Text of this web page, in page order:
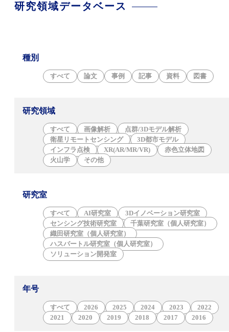
研究領域データベース
種別
すべて 論文 事例 記事 資料 図書
研究領域
すべて 画像解析
点群/3Dモデル解析
衛星リモートセンシング
3D都市モデル
インフラ点検
XR(AR/MR/VR)
赤色立体地図
火山学
その他
研究室
すべて AI研究室
3Dイノベーション研究室
センシング技術研究室
千葉研究室（個人研究室）
織田研究室（個人研究室）
ハスバートル研究室（個人研究室）
ソリューション開発室
年号
すべて 2026 2025 2024 2023
2022
2021
2020 2019 2018 2017 2016